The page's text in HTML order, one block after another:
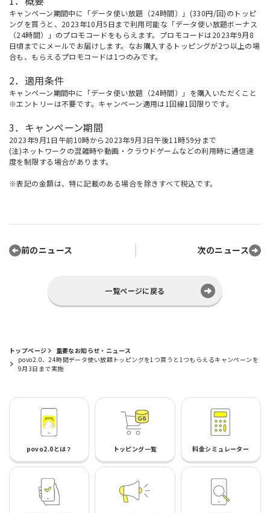
キャンペーン期間中に「データ使い放題（24時間）」(330円/回)のトッピ
ングを買うと、2023年10月5日まで利用可能な「データ使い放題ボーナス
（24時間）」のプロモコードをもらえます。プロモコードは2023年9月8
日頃までにメールでお届けします。なお購入するトッピングが2つ以上の場
合も、もらえるプロモコードは1つのみです。
2．適用条件
キャンペーン期間中に「データ使い放題（24時間）」を購入いただくこと
※エントリーは不要です。キャンペーン適用は1回線1回限りです。
3．キャンペーン期間
2023年9月1日午前10時から2023年9月3日午後11時59分まで
(注)ネットワークの混雑時や動画・クラウドゲームなどの利用時に通信速
度を制限する場合があります。
※表記の金額は、特に記載のある場合を除きすべて税込です。
前のニュース 次のニュース
一覧ページに戻る
トップページ
重要なお知らせ・ニュース
povo2.0、24時間データ使い放題トッピングを1つ買うと1つもらえるキャンペーンを
9月3日まで実施
povo2.0とは？ トッピング一覧 料金シミュレーター